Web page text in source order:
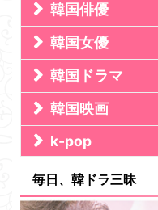
韓国俳優
韓国女優
韓国ドラマ
韓国映画
k-pop
毎日、韓ドラ三昧